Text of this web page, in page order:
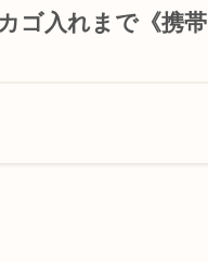
ゴ入れまで《携帯